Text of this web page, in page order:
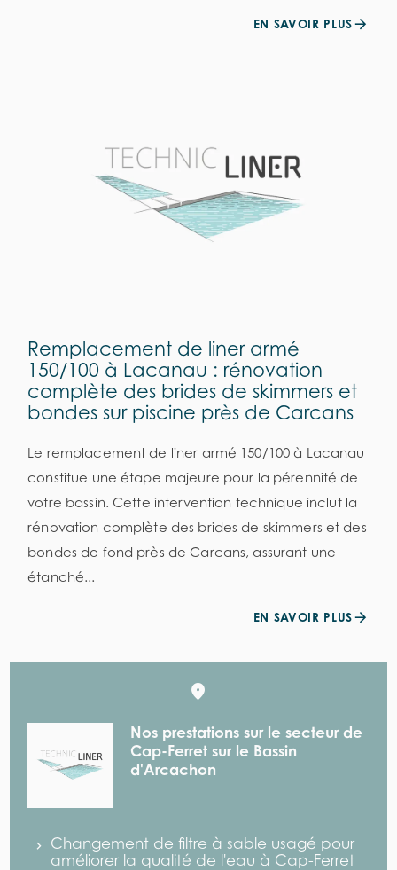
EN SAVOIR PLUS
Remplacement de liner armé
150/100 à Lacanau : rénovation
complète des brides de skimmers et
bondes sur piscine près de Carcans
Le remplacement de liner armé 150/100 à Lacanau
constitue une étape majeure pour la pérennité de
votre bassin. Cette intervention technique inclut la
rénovation complète des brides de skimmers et des
bondes de fond près de Carcans, assurant une
étanché...
EN SAVOIR PLUS
Nos prestations sur le secteur de
Cap-Ferret sur le Bassin
d'Arcachon
Changement de filtre à sable usagé pour
améliorer la qualité de l'eau à Cap-Ferret